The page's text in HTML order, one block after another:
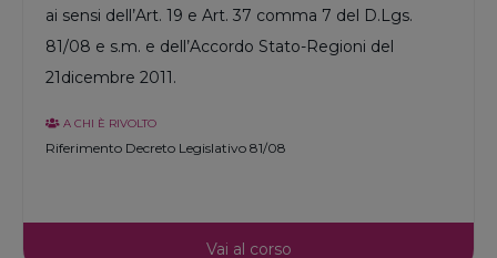
ai sensi dell’Art. 19 e Art. 37 comma 7 del D.Lgs.
81/08 e s.m. e dell’Accordo Stato-Regioni del
21dicembre 2011.
A CHI È RIVOLTO
Riferimento Decreto Legislativo 81/08
Vai al corso